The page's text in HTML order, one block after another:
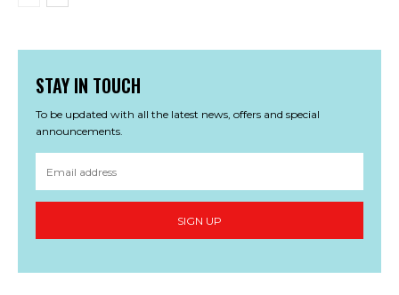
STAY IN TOUCH
To be updated with all the latest news, offers and special
announcements.
SIGN UP